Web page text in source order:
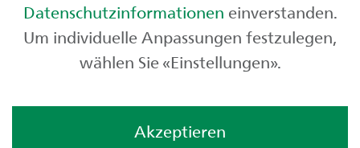
Datenschutzinformationen einverstanden.
Um individuelle Anpassungen festzulegen,
wählen Sie «Einstellungen».
Akzeptieren